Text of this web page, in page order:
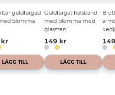
guldfärgad
blomma
kr
LÄGG TILL
Guldfärgat halsband
med blomma med
glassten
149 kr
LÄGG TILL